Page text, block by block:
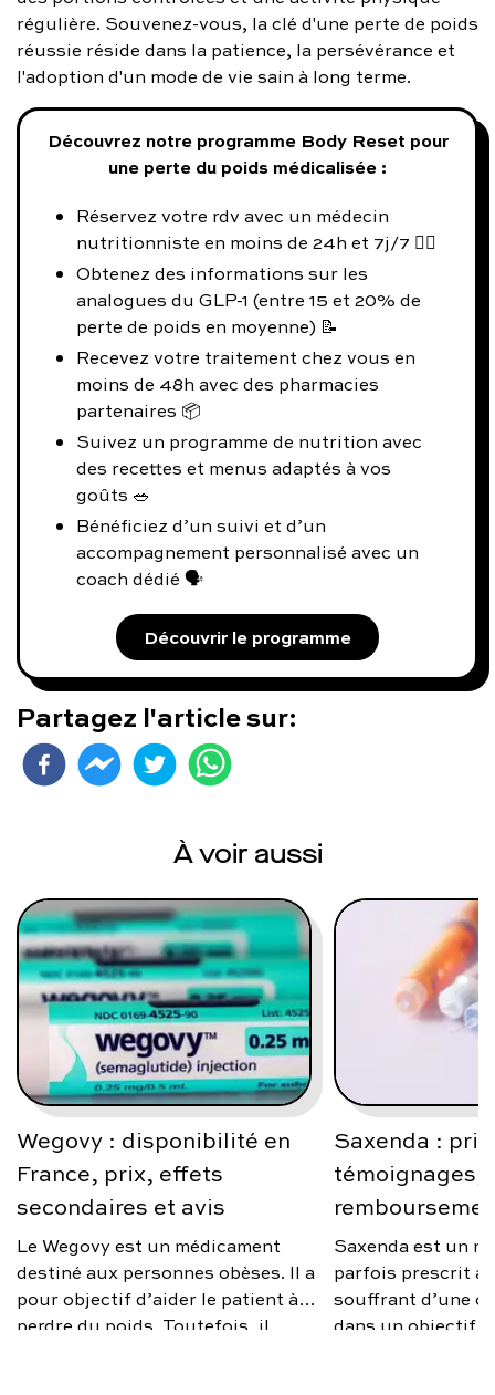
régulière. Souvenez-vous, la clé d'une perte de poids
réussie réside dans la patience, la persévérance et
l'adoption d'un mode de vie sain à long terme.
Découvrez notre programme Body Reset pour
une perte du poids médicalisée :
Réservez votre rdv avec un médecin
nutritionniste en moins de 24h et 7j/7 👨‍⚕️
Obtenez des informations sur les
analogues du GLP-1 (entre 15 et 20% de
perte de poids en moyenne) 📝
Recevez votre traitement chez vous en
moins de 48h avec des pharmacies
partenaires 📦
Suivez un programme de nutrition avec
des recettes et menus adaptés à vos
goûts 🥗
Bénéficiez d’un suivi et d’un
accompagnement personnalisé avec un
coach dédié 🗣️
Découvrir le programme
Partagez l'article sur:
À voir aussi
Wegovy : disponibilité en
France, prix, effets
secondaires et avis
Le Wegovy est un médicament
destiné aux personnes obèses. Il a
pour objectif d’aider le patient à
perdre du poids. Toutefois, il
Saxenda :
témoignages,
Saxenda est un
parfois prescrit
souffrant d’une
dans un objectif